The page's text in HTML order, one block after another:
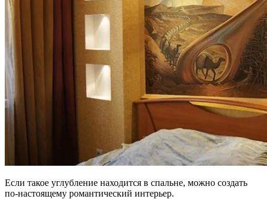
Если такое углубление находится в спальне, можно создать
по-настоящему романтический интерьер.